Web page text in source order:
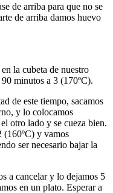
de arriba para que no se
de arriba damos huevo
la cubeta de nuestro
minutos a 3 (170ºC).
de este tiempo, sacamos
y lo colocamos
otro lado y se cueza bien.
(160ºC) y vamos
ser necesario bajar la
a cancelar y lo dejamos 5
en un plato. Esperar a